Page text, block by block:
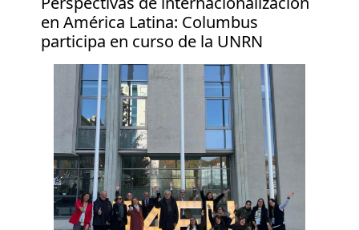
en América Latina: Columbus
participa en curso de la UNRN